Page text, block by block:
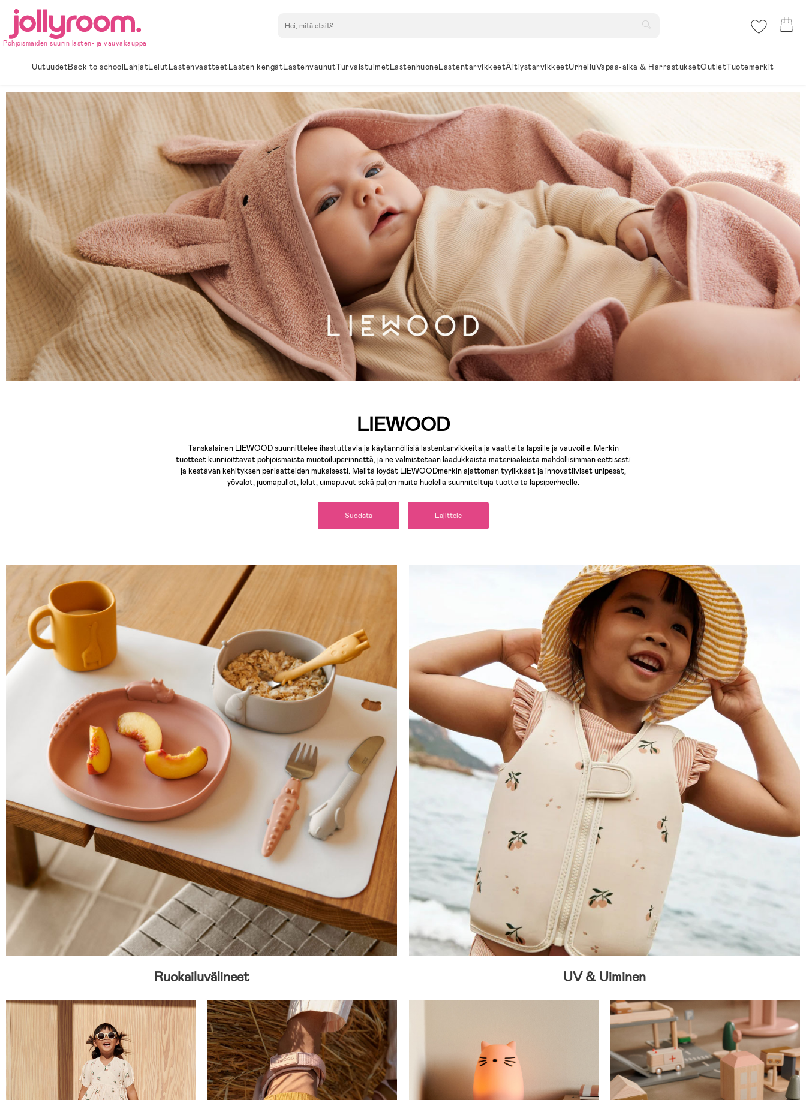
Hoppa
innehållet
Pohjoismaiden suurin lasten- ja vauvakauppa
UutuudetBack to schoolLahjatLelutLastenvaatteetLasten kengätLastenvaunutTurvaistuimetLastenhuoneLastentarvikkeetÄitiystarvikkeetUrheiluVapaa-aika & HarrastuksetOutletTuotemerkit
LIEWOOD
Tanskalainen LIEWOOD suunnittelee ihastuttavia ja käytännöllisiä lastentarvikkeita ja vaatteita lapsille ja vauvoille. Merkin
tuotteet kunnioittavat pohjoismaista muotoiluperinnettä, ja ne valmistetaan laadukkaista materiaaleista mahdollisimman eettisesti
ja kestävän kehityksen periaatteiden mukaisesti. Meiltä löydät LIEWOODmerkin ajattoman tyylikkäät ja innovatiiviset unipesät,
yövalot, juomapullot, lelut, uimapuvut sekä paljon muita huolella suunniteltuja tuotteita lapsiperheelle.
Suodata Lajittele
Ruokailuvälineet UV & Uiminen